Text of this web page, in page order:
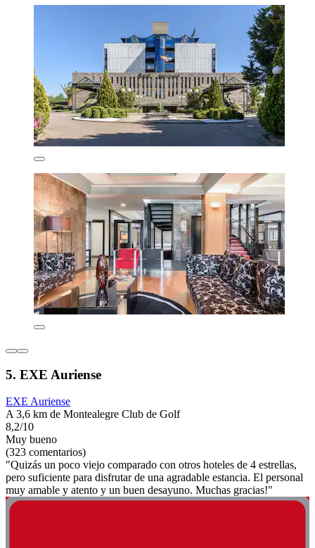
5. EXE Auriense
EXE Auriense
A 3,6 km de Montealegre Club de Golf
8,2/10
Muy bueno
(323 comentarios)
"Quizás un poco viejo comparado con otros hoteles de 4 estrellas,
pero suficiente para disfrutar de una agradable estancia. El personal
muy amable y atento y un buen desayuno. Muchas gracias!"